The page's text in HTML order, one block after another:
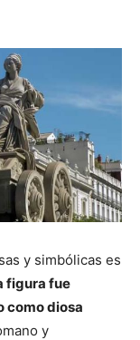
y simbólicas es
figura fue
como diosa
y